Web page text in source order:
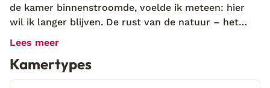
de kamer binnenstroomde, voelde ik meteen: hier
wil ik langer blijven. De rust van de natuur – het
leek alsof alles hier samenspande om me tot
comfortabele loungestoelen lonkte naar me voor
een luie ochtend met koffie en een boek. En die
Lees meer
Kamertypes